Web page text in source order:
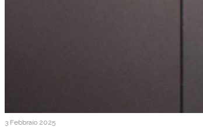
3 Febbraio 2025